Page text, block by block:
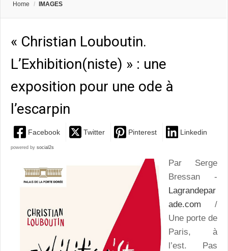
Home / IMAGES
« Christian Louboutin.
L’Exhibition(niste) » : une
exposition pour une ode à
l’escarpin
Facebook Twitter Pinterest Linkedin
powered by social2s
Par Serge
Bressan -
Lagrandepar
ade.com /
Une porte de
Paris, à
l’est. Pas